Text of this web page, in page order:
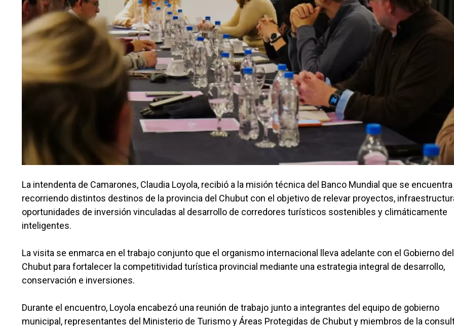
La intendenta de Camarones, Claudia Loyola, recibió a la misión técnica del Banco Mundial que se encuentra
recorriendo distintos destinos de la provincia del Chubut con el objetivo de relevar proyectos,
oportunidades de inversión vinculadas al desarrollo de corredores turísticos sostenibles y climáticamente
inteligentes.
La visita se enmarca en el trabajo conjunto que el organismo internacional lleva adelante con el Gobierno del
Chubut para fortalecer la competitividad turística provincial mediante una estrategia integral de desarrollo,
conservación e inversiones.
Durante el encuentro, Loyola encabezó una reunión de trabajo junto a integrantes del equipo de gobierno
municipal, representantes del Ministerio de Turismo y Áreas Protegidas de Chubut y miembros de la